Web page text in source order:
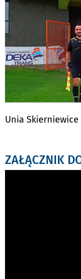
Unia Skierniewice
ZAŁĄCZNIK